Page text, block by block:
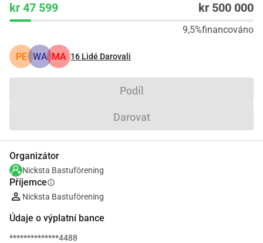
kr 47 599 kr 500 000
9,5%financováno
PE WA MA 16 Lidé Darovali
Podíl
Darovat
Organizátor
Nicksta Bastuförening
Příjemceinfo
Nicksta Bastuförening
Údaje o výplatní bance
**************4488